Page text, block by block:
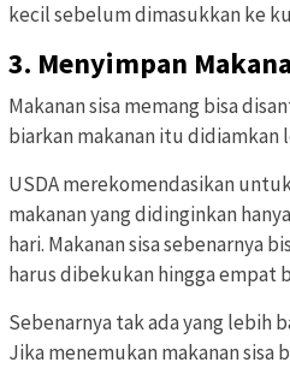
kecil sebelum dimasukkan ke
3. Menyimpan
Makanan sisa memang bisa
biarkan makanan itu didiamkan
USDA merekomendasikan
makanan yang didinginkan
hari. Makanan sisa sebenarnya
harus dibekukan hingga empat
Sebenarnya tak ada yang lebih
Jika menemukan makanan sisa